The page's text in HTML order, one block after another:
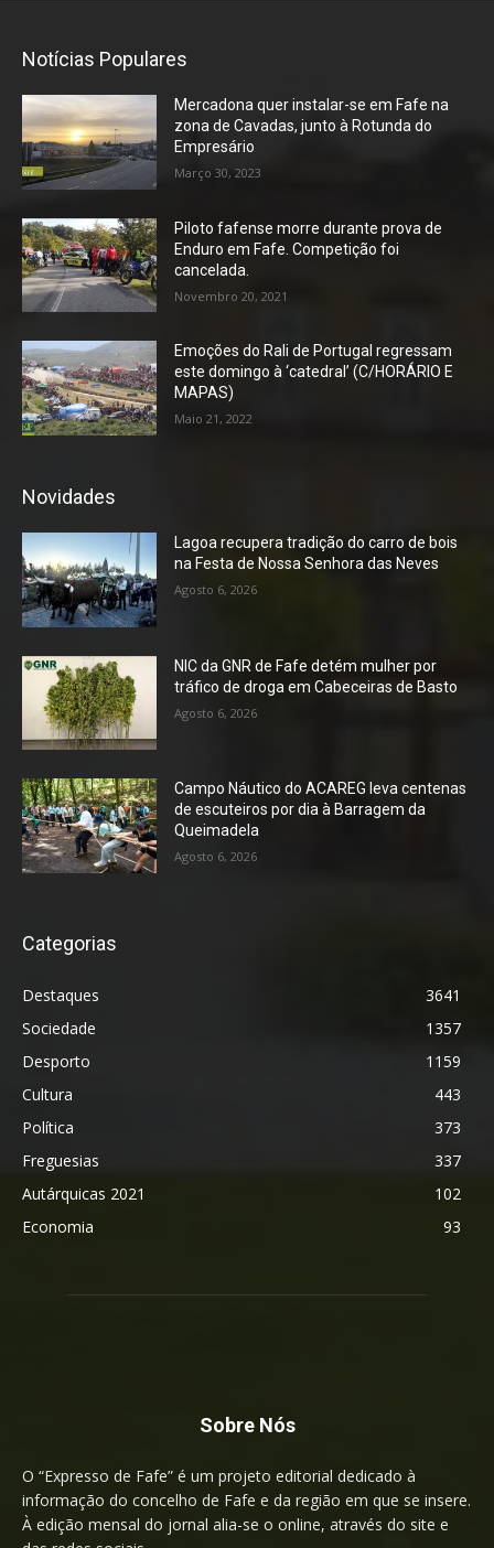
Notícias Populares
Mercadona quer instalar-se em Fafe na
zona de Cavadas, junto à Rotunda do
Empresário
Março 30, 2023
Piloto fafense morre durante prova de
Enduro em Fafe. Competição foi
cancelada.
Novembro 20, 2021
Emoções do Rali de Portugal regressam
este domingo à ‘catedral’ (C/HORÁRIO E
MAPAS)
Maio 21, 2022
Novidades
Lagoa recupera tradição do carro de bois
na Festa de Nossa Senhora das Neves
Agosto 6, 2026
NIC da GNR de Fafe detém mulher por
tráfico de droga em Cabeceiras de Basto
Agosto 6, 2026
Campo Náutico do ACAREG leva centenas
de escuteiros por dia à Barragem da
Queimadela
Agosto 6, 2026
Categorias
Destaques
3641
Sociedade
1357
Desporto
1159
Cultura
443
Política
373
Freguesias
337
Autárquicas 2021
102
Economia
93
Sobre Nós
O “Expresso de Fafe” é um projeto editorial dedicado à
informação do concelho de Fafe e da região em que se insere.
À edição mensal do jornal alia-se o online, através do site e